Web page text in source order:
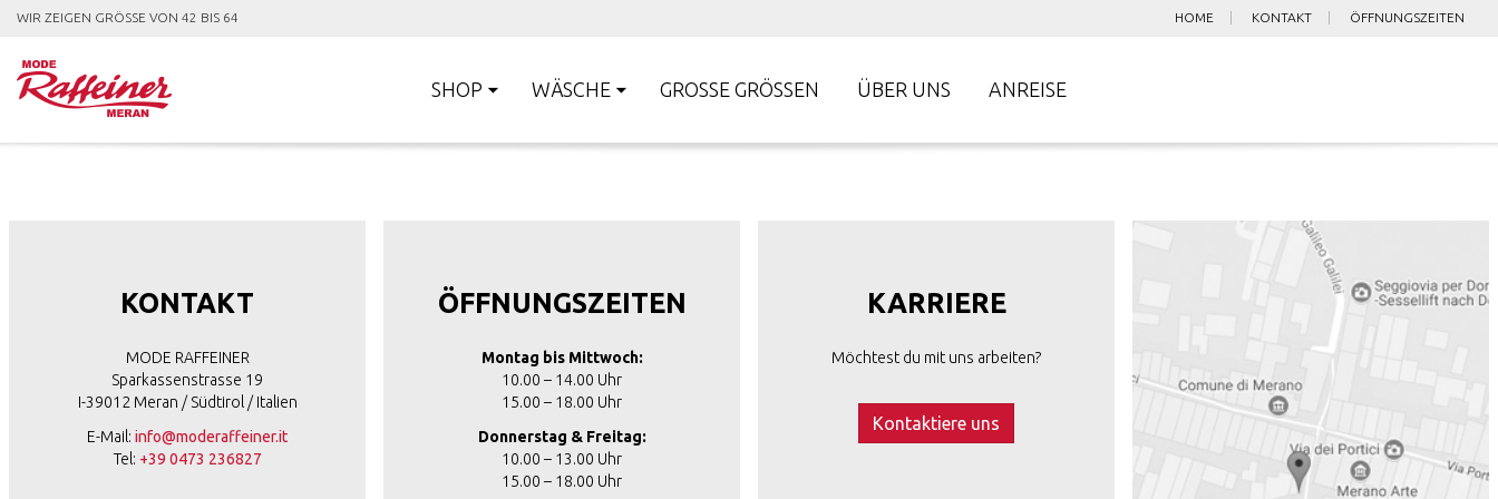
KONTAKT
MODE RAFFEINER
Sparkassenstrasse 19
I-39012 Meran / Südtirol / Italien
E-Mail: info@moderaffeiner.it
Tel: +39 0473 236827
ÖFFNUNGSZEITEN
Montag bis Mittwoch:
10.00 – 14.00 Uhr
15.00 – 18.00 Uhr
Donnerstag & Freitag:
10.00 – 13.00 Uhr
15.00 – 18.00 Uhr
KARRIERE
Möchtest du mit uns arbeiten?
Kontaktiere uns
WIR ZEIGEN GRÖSSE VON 42 BIS 64 HOME KONTAKT ÖFFNUNGSZEITEN
SHOP WÄSCHE GROSSE GRÖSSEN ÜBER UNS ANREISE